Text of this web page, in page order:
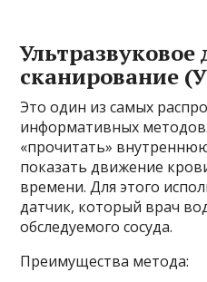
Ультразвуковое
сканирование
Это один из самых
информативных
«прочитать»
показать движение
времени. Для этого
датчик, который врач
обследуемого сосуда.
Преимущества метода: